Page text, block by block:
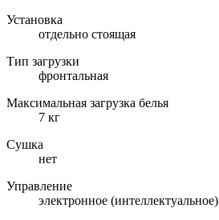
Установка
отдельно стоящая
Тип загрузки
фронтальная
Максимальная загрузка белья
7 кг
Сушка
нет
Управление
электронное (интеллектуальное)